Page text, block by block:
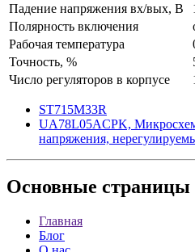
Падение напряжения вх/вых, В
Полярность включения
Рабочая температура
Точность, %
Число регуляторов в корпусе
ST715M33R
UA78L05ACPK,
напряжения,
Основные страницы
Главная
Блог